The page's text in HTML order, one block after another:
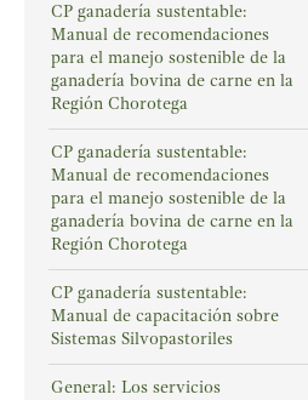
CP ganadería sustentable:
Manual de recomendaciones
para el manejo sostenible de la
ganadería bovina de carne en la
Región Chorotega
CP ganadería sustentable:
Manual de recomendaciones
para el manejo sostenible de la
ganadería bovina de carne en la
Región Chorotega
CP ganadería sustentable:
Manual de capacitación sobre
Sistemas Silvopastoriles
General: Los servicios